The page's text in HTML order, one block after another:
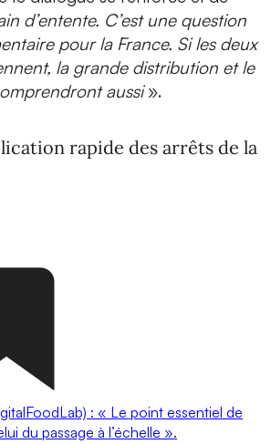
d’entente. C’est une question
pour la France. Si les deux
la grande distribution et le
aussi».
rapide des arrêts de la
: « Le point essentiel de
du passage à l’échelle ».